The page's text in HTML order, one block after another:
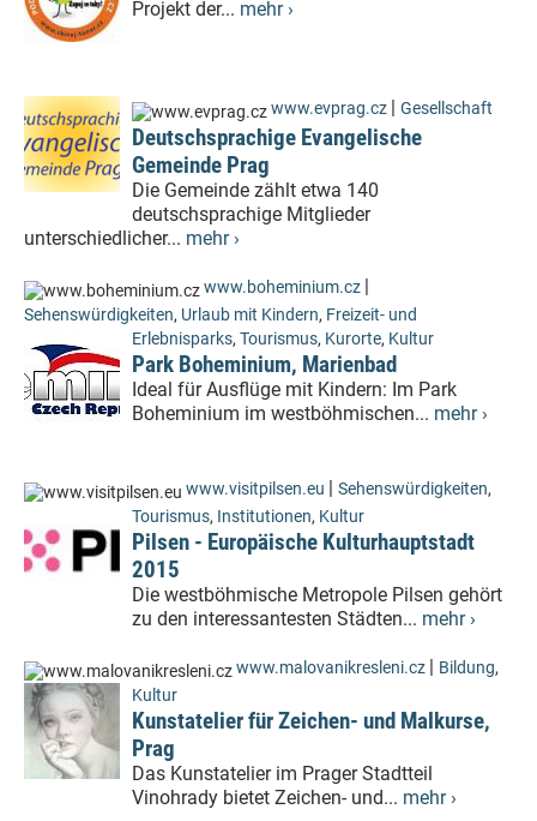
Projekt der... mehr ›
www.evprag.cz | Gesellschaft
Deutschsprachige Evangelische
Gemeinde Prag
Die Gemeinde zählt etwa 140
deutschsprachige Mitglieder
unterschiedlicher... mehr ›
www.boheminium.cz |
Sehenswürdigkeiten, Urlaub mit Kindern, Freizeit- und
Erlebnisparks, Tourismus, Kurorte, Kultur
Park Boheminium, Marienbad
Ideal für Ausflüge mit Kindern: Im Park
Boheminium im westböhmischen... mehr ›
www.visitpilsen.eu | Sehenswürdigkeiten,
Tourismus, Institutionen, Kultur
Pilsen - Europäische Kulturhauptstadt
2015
Die westböhmische Metropole Pilsen gehört
zu den interessantesten Städten... mehr ›
www.malovanikresleni.cz | Bildung,
Kultur
Kunstatelier für Zeichen- und Malkurse,
Prag
Das Kunstatelier im Prager Stadtteil
Vinohrady bietet Zeichen- und... mehr ›